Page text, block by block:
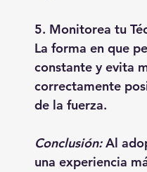
5. Monitorea tu
La forma en que
constante y evita
correctamente
de la fuerza.
Conclusión: Al
una experiencia